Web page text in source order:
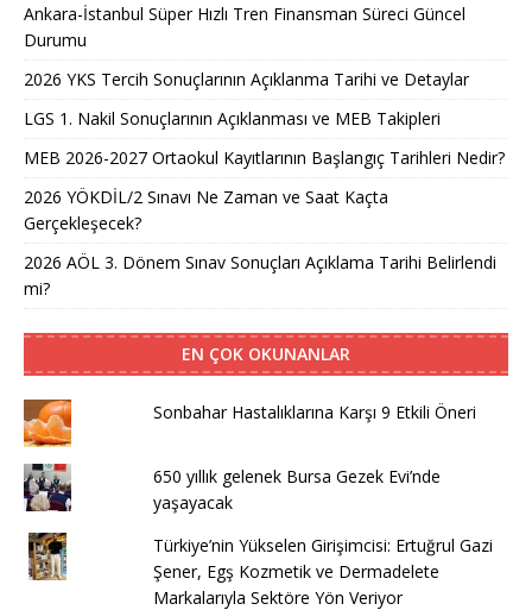
Ankara-İstanbul Süper Hızlı Tren Finansman Süreci Güncel
Durumu
2026 YKS Tercih Sonuçlarının Açıklanma Tarihi ve Detaylar
LGS 1. Nakil Sonuçlarının Açıklanması ve MEB Takipleri
MEB 2026-2027 Ortaokul Kayıtlarının Başlangıç Tarihleri Nedir?
2026 YÖKDİL/2 Sınavı Ne Zaman ve Saat Kaçta
Gerçekleşecek?
2026 AÖL 3. Dönem Sınav Sonuçları Açıklama Tarihi Belirlendi
mi?
EN ÇOK OKUNANLAR
Sonbahar Hastalıklarına Karşı 9 Etkili Öneri
650 yıllık gelenek Bursa Gezek Evi’nde
yaşayacak
Türkiye’nin Yükselen Girişimcisi: Ertuğrul Gazi
Şener, Egş Kozmetik ve Dermadelete
Markalarıyla Sektöre Yön Veriyor